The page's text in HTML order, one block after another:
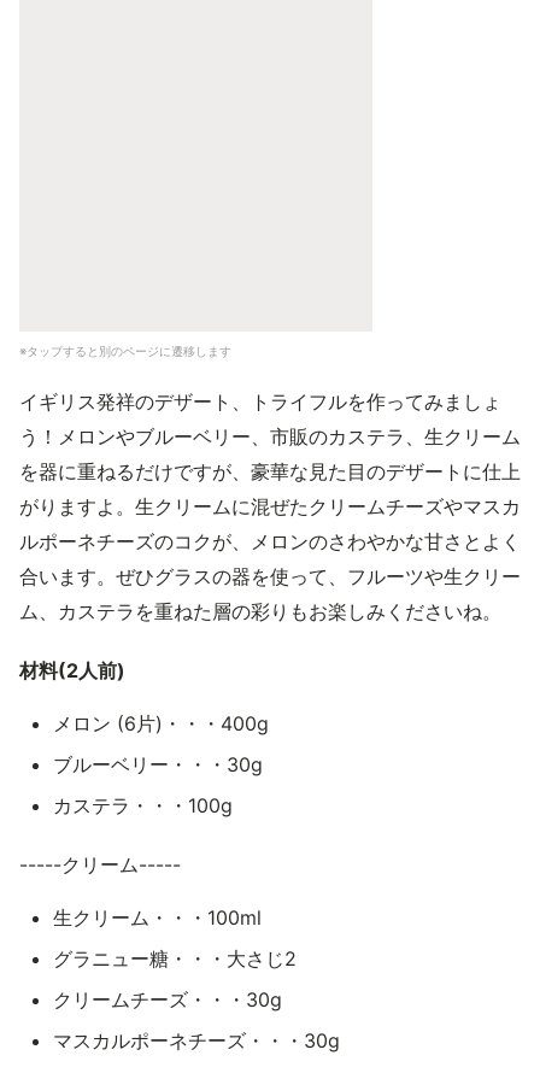
※タップすると別のページに遷移します
イギリス発祥のデザート、トライフルを作ってみましょ
う！メロンやブルーベリー、市販のカステラ、生クリーム
を器に重ねるだけですが、豪華な見た目のデザートに仕上
がりますよ。生クリームに混ぜたクリームチーズやマスカ
ルポーネチーズのコクが、メロンのさわやかな甘さとよく
合います。ぜひグラスの器を使って、フルーツや生クリー
ム、カステラを重ねた層の彩りもお楽しみくださいね。
材料(2人前)
メロン (6片)・・・400g
ブルーベリー・・・30g
カステラ・・・100g
-----クリーム-----
生クリーム・・・100ml
グラニュー糖・・・大さじ2
クリームチーズ・・・30g
マスカルポーネチーズ・・・30g